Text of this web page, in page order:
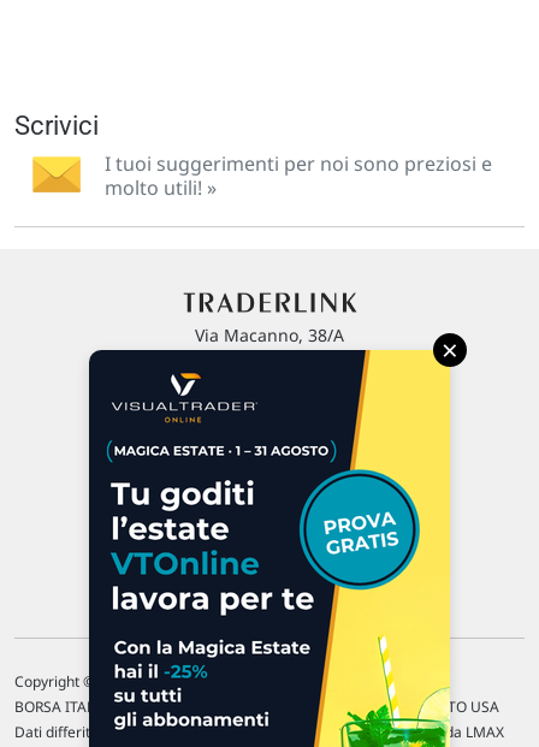
Scrivici
I tuoi suggerimenti per noi sono preziosi e
molto utili! »
Via Macanno, 38/A
P.IVA 02 452 460 401
Chi siamo
Commenti e segnalazioni
Contattaci
Copyright © 1996-2026 Traderlink Italia s.r.l.
BORSA ITALIANA Quotazioni di borsa differite di 15 min. / MERCATO USA
Dati differiti di 15 min. (fonte Intrinio) / FOREX Quotazioni fornite da LMAX
×